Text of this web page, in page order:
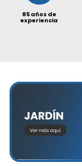
85 años de
experiencia